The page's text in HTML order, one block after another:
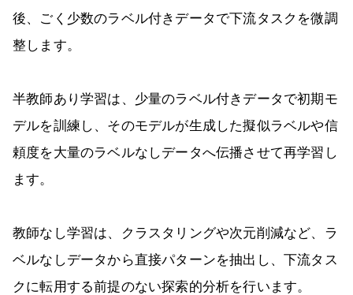
後、ごく少数のラベル付きデータで下流タスクを微調
整します。
半教師あり学習は、少量のラベル付きデータで初期モ
デルを訓練し、そのモデルが生成した擬似ラベルや信
頼度を大量のラベルなしデータへ伝播させて再学習し
ます。
教師なし学習は、クラスタリングや次元削減など、ラ
ベルなしデータから直接パターンを抽出し、下流タス
クに転用する前提のない探索的分析を行います。